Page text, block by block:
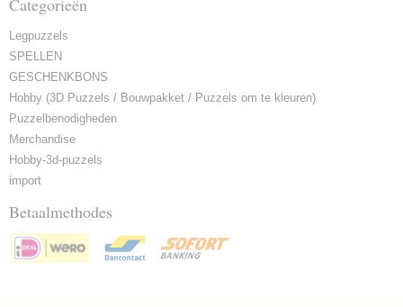
Categorieën
Legpuzzels
SPELLEN
GESCHENKBONS
Hobby (3D Puzzels / Bouwpakket / Puzzels om te kleuren)
Puzzelbenodigheden
Merchandise
Hobby-3d-puzzels
import
Betaalmethodes